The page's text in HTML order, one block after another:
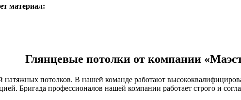
материал:
Глянцевые потолки от компании
натяжных потолков. В нашей команде работают
Бригада профессионалов нашей компании работает строго и